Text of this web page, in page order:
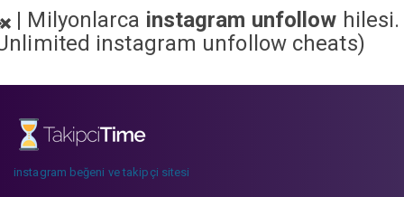
| Milyonlarca instagram unfollow hilesi.
instagram unfollow cheats)
instagram beğeni ve takipçi sitesi